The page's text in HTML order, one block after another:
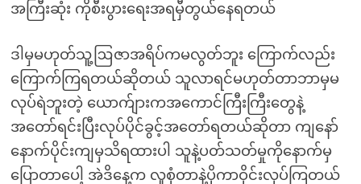
အကြီးဆုံး ကိုစီးပွားရေးအရမှီတွယ်နေရတယ်
ဒါမှမဟုတ်သူ့ဩဇာအရိပ်ကမလွတ်ဘူး ကြောက်လည်း
ကြောက်ကြရတယ်ဆိုတယ် သူလာရင်မဟုတ်တာဘာမှမ
လုပ်ရဲဘူးတဲ့ ယောက်ျားကအကောင်ကြီးကြီးတွေနဲ့
အတော်ရင်းပြီးလုပ်ပိုင်ခွင့်အတော်ရတယ်ဆိုတာ ကျနော်
နောက်ပိုင်းကျမှသိရထားပါ သူနဲ့ပတ်သတ်မှုကိုနောက်မှ
ပြောတာပေါ့ အဲဒိနေ့က လူစုံတာနဲ့ပိုကာဝိုင်းလုပ်ကြတယ်